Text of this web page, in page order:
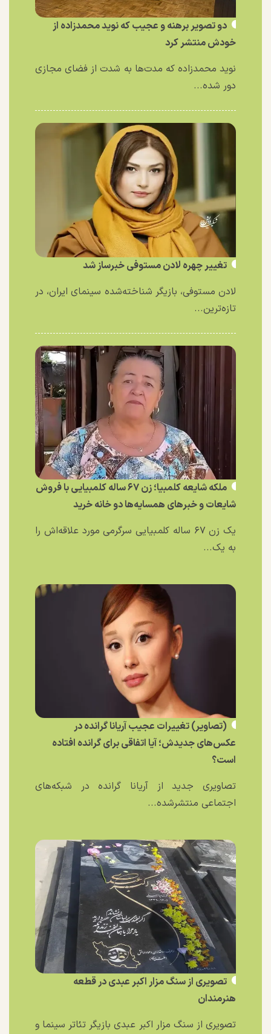
دو تصویر برهنه و عجیب که نوید محمدزاده از
خودش منتشر کرد
نوید محمدزاده که مدت‌ها به شدت از فضای مجازی
دور شده...
تغییر چهره لادن مستوفی خبرساز شد
لادن مستوفی، بازیگر شناخته‌شده سینمای ایران، در
تازه‌ترین...
ملکه شایعه کلمبیا؛ زن ۶۷ ساله کلمبیایی با فروش
شایعات و خبر‌های همسایه‌ها دو خانه خرید
یک زن ۶۷ ساله کلمبیایی سرگرمی مورد علاقه‌اش را
به یک...
(تصاویر) تغییرات عجیب آریانا گرانده در
عکس‌های جدیدش؛ آیا اتفاقی برای گرانده افتاده
است؟
تصاویری جدید از آریانا گرانده در شبکه‌های
اجتماعی منتشرشده...
تصویری از سنگ مزار اکبر عبدی در قطعه
هنرمندان
تصویری از سنگ مزار اکبر عبدی بازیگر تئاتر سینما و